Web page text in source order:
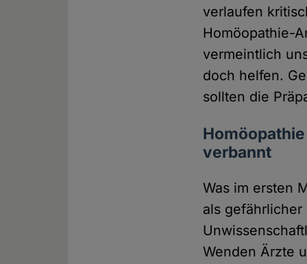
verlaufen
Homöopathie-
vermeintlich
doch helfen.
sollten die
verbannt
Was im ersten
als
Wenden Ärzte